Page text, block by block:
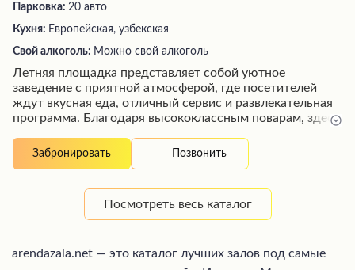
Парковка: 20 авто
Кухня: Европейская, узбекская
Свой алкоголь: Можно свой алкоголь
Летняя площадка представляет собой уютное
заведение с приятной атмосферой, где посетителей
ждут вкусная еда, отличный сервис и развлекательная
программа. Благодаря высококлассным поварам, здесь
десерты. Гостей встречают радушные официанты,
стремящиеся создать максимально комфортные
проводятся танцевальные мероприятия, позволяющие
весело провести время в компании друзей.
Забронировать Позвонить
Посмотреть весь каталог
arendazala.net — это каталог лучших залов под самые